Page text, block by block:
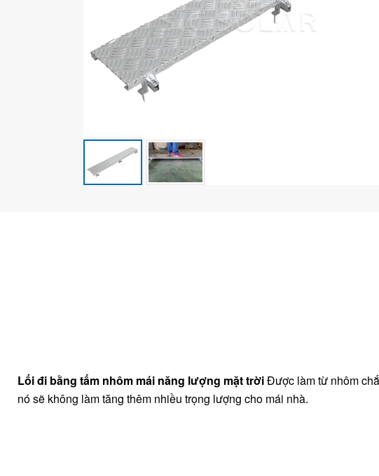
Lối đi bằng tấm nhôm mái năng lượng mặt trờiĐược làm từ nhôm
nó sẽ không làm tăng thêm nhiều trọng lượng cho mái nhà.